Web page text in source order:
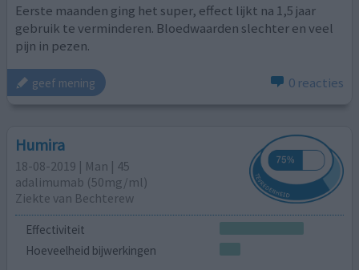
Eerste maanden ging het super, effect lijkt na 1,5 jaar
gebruik te verminderen. Bloedwaarden slechter en veel
pijn in pezen.
geef mening 0 reacties
Humira
18-08-2019 | Man | 45
adalimumab (50mg/ml)
Ziekte van Bechterew
Effectiviteit
Hoeveelheid bijwerkingen